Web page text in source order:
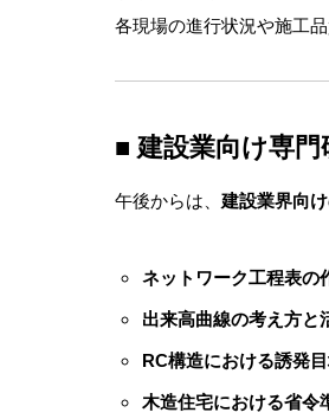
各現場の進行状況や施工
■ 建設業向け専
午後からは、 建設業界向
ネットワーク工程表の
出来高曲線の考え方と
RC構造における誘発
木造住宅における省令